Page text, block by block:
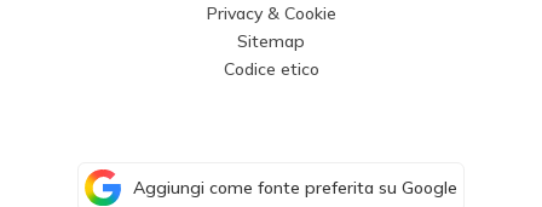
Privacy & Cookie
Sitemap
Codice etico
Aggiungi come fonte preferita su Google